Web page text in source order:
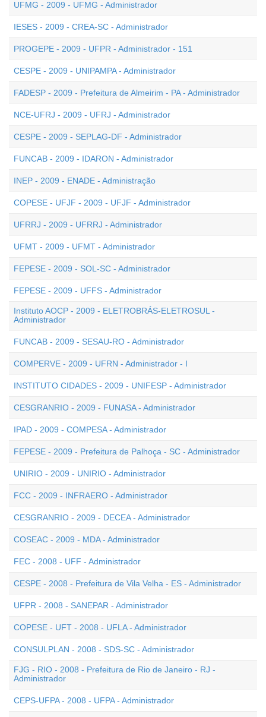
UFMG - 2009 - UFMG - Administrador
IESES - 2009 - CREA-SC - Administrador
PROGEPE - 2009 - UFPR - Administrador - 151
CESPE - 2009 - UNIPAMPA - Administrador
FADESP - 2009 - Prefeitura de Almeirim - PA - Administrador
NCE-UFRJ - 2009 - UFRJ - Administrador
CESPE - 2009 - SEPLAG-DF - Administrador
FUNCAB - 2009 - IDARON - Administrador
INEP - 2009 - ENADE - Administração
COPESE - UFJF - 2009 - UFJF - Administrador
UFRRJ - 2009 - UFRRJ - Administrador
UFMT - 2009 - UFMT - Administrador
FEPESE - 2009 - SOL-SC - Administrador
FEPESE - 2009 - UFFS - Administrador
Instituto AOCP - 2009 - ELETROBRÁS-ELETROSUL -
Administrador
FUNCAB - 2009 - SESAU-RO - Administrador
COMPERVE - 2009 - UFRN - Administrador - I
INSTITUTO CIDADES - 2009 - UNIFESP - Administrador
CESGRANRIO - 2009 - FUNASA - Administrador
IPAD - 2009 - COMPESA - Administrador
FEPESE - 2009 - Prefeitura de Palhoça - SC - Administrador
UNIRIO - 2009 - UNIRIO - Administrador
FCC - 2009 - INFRAERO - Administrador
CESGRANRIO - 2009 - DECEA - Administrador
COSEAC - 2009 - MDA - Administrador
FEC - 2008 - UFF - Administrador
CESPE - 2008 - Prefeitura de Vila Velha - ES - Administrador
UFPR - 2008 - SANEPAR - Administrador
COPESE - UFT - 2008 - UFLA - Administrador
CONSULPLAN - 2008 - SDS-SC - Administrador
FJG - RIO - 2008 - Prefeitura de Rio de Janeiro - RJ -
Administrador
CEPS-UFPA - 2008 - UFPA - Administrador